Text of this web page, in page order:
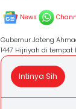
News
Gubernur Jateng
1447 Hijriyah di
Intinya Sih